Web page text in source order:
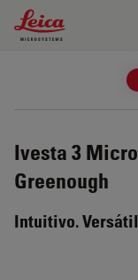
Leica
Ivesta 3
Greenough
Intuitivo.